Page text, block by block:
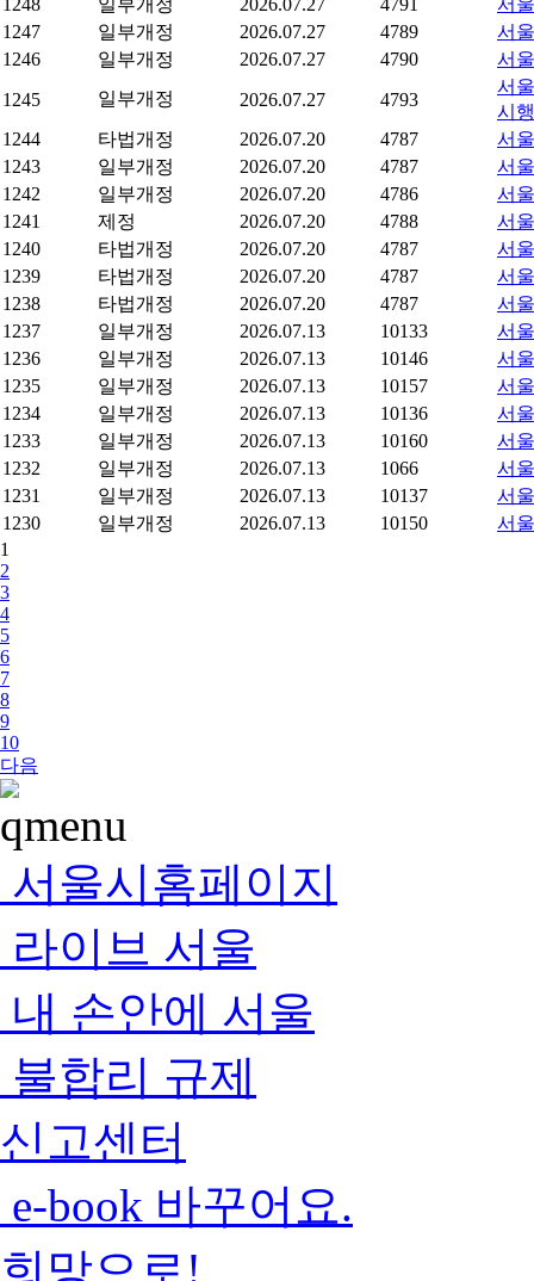
1248
일부개정 2026.07.27 4791
서
1247
일부개정 2026.07.27 4789
서
1246
일부개정 2026.07.27 4790
서
1245
일부개정 2026.07.27 4793
서
시
1244
타법개정 2026.07.20 4787
서
1243
일부개정 2026.07.20 4787
서
1242
일부개정 2026.07.20 4786
서
1241
제정 2026.07.20 4788
서
1240
타법개정 2026.07.20 4787
서
1239
타법개정 2026.07.20 4787
서
1238
타법개정 2026.07.20 4787
서
1237
일부개정 2026.07.13 10133
서
1236
일부개정 2026.07.13 10146
서
1235
일부개정 2026.07.13 10157
서
1234
일부개정 2026.07.13 10136
서
1233
일부개정 2026.07.13 10160
서
1232
일부개정 2026.07.13 1066
서
1231
일부개정 2026.07.13 10137
서
1230
일부개정 2026.07.13 10150
서
1
2
3
4
5
6
7
8
9
10
다음
서울시홈페이지
라이브 서울
내 손안에 서울
불합리 규제
신고센터
e-book 바꾸어요.
희망으로!